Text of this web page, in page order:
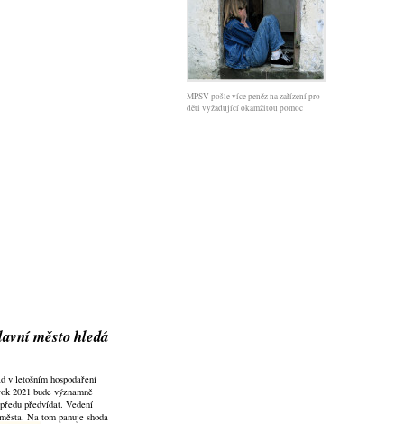
město hledá
v letošním hospodaření
2021 bude významně
předvídat. Vedení
Na tom panuje shoda
MPSV pošle více peněz na zařízení pro
děti vyžadující okamžitou pomoc